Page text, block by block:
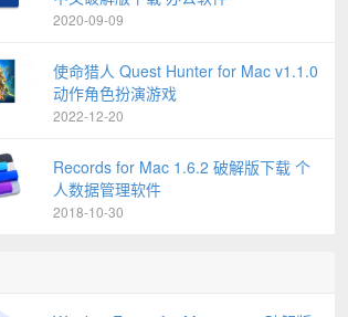
2020-09-09
使命猎人 Quest Hunter for Mac v1.1.0
动作角色扮演游戏
2022-12-20
Records for Mac 1.6.2 破解版下载 个
人数据管理软件
2018-10-30